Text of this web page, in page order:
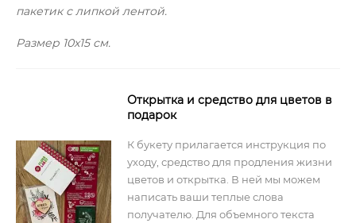
пакетик с липкой лентой.
Размер 10х15 см.
Открытка и средство для цветов в
подарок
К букету прилагается инструкция по
уходу, средство для продления жизни
цветов и открытка. В ней мы можем
написать ваши теплые слова
получателю. Для объемного текста